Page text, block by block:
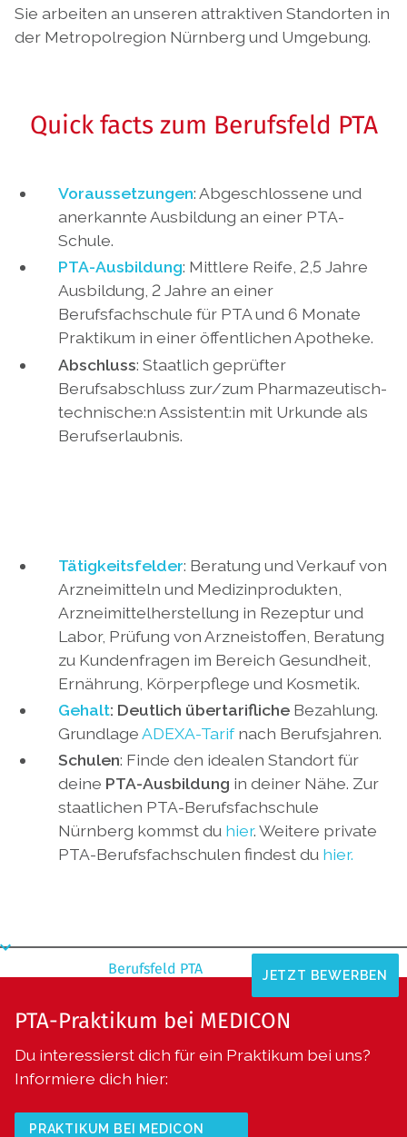
Sie arbeiten an unseren attraktiven Standorten in
der Metropolregion Nürnberg und Umgebung.
Quick facts zum Berufsfeld PTA
Voraussetzungen:Abgeschlossene und
anerkannte Ausbildung an einer PTA-
Schule.
PTA-Ausbildung: Mittlere Reife, 2,5 Jahre
Ausbildung, 2 Jahre an einer
Berufsfachschule für PTA und 6 Monate
Praktikum in einer öffentlichen Apotheke.
Abschluss: Staatlich geprüfter
Berufsabschluss zur/zum Pharmazeutisch-
technische:n Assistent:in mit Urkunde als
Berufserlaubnis.
Tätigkeitsfelder: Beratung und Verkauf von
Arzneimitteln und Medizinprodukten,
Arzneimittelherstellung in Rezeptur und
Labor, Prüfung von Arzneistoffen, Beratung
zu Kundenfragen im Bereich Gesundheit,
Ernährung, Körperpflege und Kosmetik.
Gehalt: Deutlich übertarifliche Bezahlung.
GrundlageADEXA-Tarifnach Berufsjahren.
Schulen: Finde den idealen Standort für
deine PTA-Ausbildung in deiner Nähe. Zur
staatlichen PTA-Berufsfachschule
Nürnberg kommst du hier. Weitere private
PTA-Berufsfachschulen findest du hier.
Berufsfeld PTA JETZT BEWERBEN
PTA-Praktikum bei MEDICON
Du interessierst dich für ein Praktikum bei uns?
Informiere dich hier:
PRAKTIKUM BEI MEDICON